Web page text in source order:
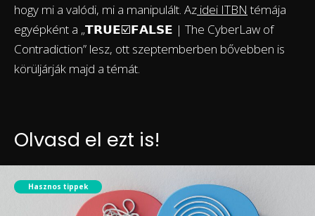
hogy mi a valódi, mi a manipulált. Az idei ITBN témája
egyépként a „𝗧𝗥𝗨𝗘☑️𝗙𝗔𝗟𝗦𝗘 | The CyberLaw of
Contradiction” lesz, ott szeptemberben bővebben is
körüljárják majd a témát.
Olvasd el ezt is!
Hasznos tippek